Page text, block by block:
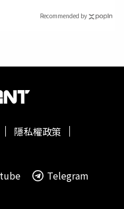
Recommended by
隱私權政策
Telegram